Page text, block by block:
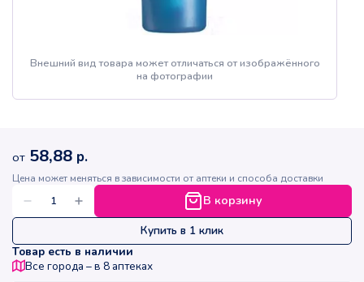
Внешний вид товара может отличаться от изображённого
на фотографии
от 58,88 р.
Цена может меняться в зависимости от аптеки и способа доставки
В корзину
Купить в 1 клик
Товар есть в наличии
Все города – в 8 аптеках